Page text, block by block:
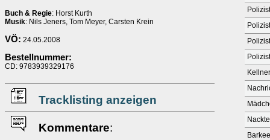
Buch & Regie: Horst Kurth
Musik: Nils Jeners, Tom Meyer, Carsten Krein
VÖ: 24.05.2008
Bestellnummer:
CD: 9783939329176
Tracklisting anzeigen
Kommentare: